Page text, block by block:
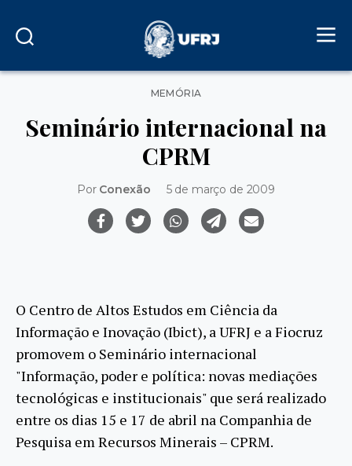
Categorias
MEMÓRIA
Seminário internacional na
CPRM
Por Conexão 5 de março de 2009
O Centro de Altos Estudos em Ciência da
Informação e Inovação (Ibict), a UFRJ e a Fiocruz
promovem o Seminário internacional
"Informação, poder e política: novas mediações
tecnológicas e institucionais" que será realizado
entre os dias 15 e 17 de abril na Companhia de
Pesquisa em Recursos Minerais – CPRM.